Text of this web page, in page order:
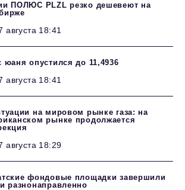
ПОЛЮС PLZL резко дешевеют на
августа 18:41
юаня опустился до 11,4936
августа 18:41
на мировом рынке газа: на
рынке продолжается
августа 18:29
фондовые площадки завершили
разнонаправленно